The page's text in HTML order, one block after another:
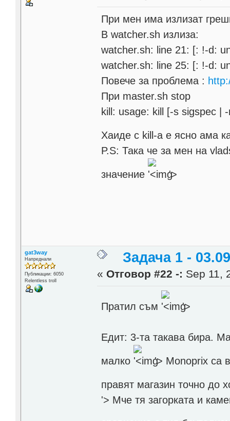
При мен има излизат
В watcher.sh излиза:
watcher.sh: line 21: [: !-d:
watcher.sh: line 25: [: !-d:
Повече за проблема :
При master.sh stop
kill: usage: kill [-s sigspec |
Хаиде с kill-a е ясно ама
P.S: Така че за мен на
значение '>
gat3way
Напреднали
Публикации: 6050
Relentless troll
Задача 1 -
« Отговор #22 -: Sep 11,
Пратил съм '>
Едит: 3-та такава бира.
малко '> Monoprix са
правят магазин точно до
'> Мче тя загорката и